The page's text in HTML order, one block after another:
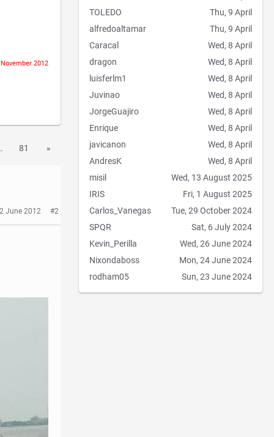
2012
81 »
June 2012 #2
Thu, 9 April
TOLEDO
Thu, 9 April
alfredoaltamar
Wed, 8 April
Caracal
Wed, 8 April
dragon
Wed, 8 April
luisferlm1
Wed, 8 April
Juvinao
Wed, 8 April
JorgeGuajiro
Wed, 8 April
Enrique
Wed, 8 April
javicanon
Wed, 8 April
AndresK
Wed, 13 August 2025
misil
Fri, 1 August 2025
IRIS
Tue, 29 October 2024
Carlos_Vanegas
Sat, 6 July 2024
SPQR
Wed, 26 June 2024
Kevin_Perilla
Mon, 24 June 2024
Nixondaboss
Sun, 23 June 2024
rodham05